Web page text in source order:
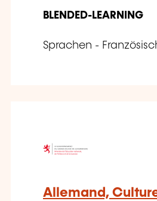
BLENDED-LEARNING
Sprachen -
Allemand,